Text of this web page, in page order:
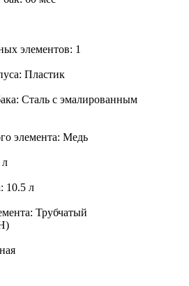
элементов: 1
Пластик
Сталь с эмалированным
элемента: Медь
10.5 л
Трубчатый